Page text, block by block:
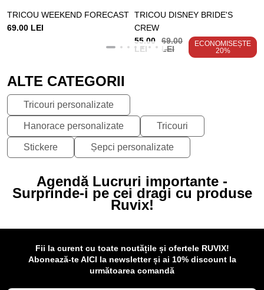
TRICOU WEEKEND FORECAST
69.00 LEI
TRICOU DISNEY BRIDE'S
CREW
55.00
LEI
69.00
LEI
ECONOMISEȘTE
20%
ALTE CATEGORII
Tricouri personalizate
Hanorace personalizate Tricouri
Stickere Șepci personalizate
Agendă Lucruri importante -
Surprinde-i pe cei dragi cu produse
Ruvix!
Fii la curent cu toate noutățile și ofertele RUVIX!
Abonează-te AICI la newsletter și ai 10% discount la
următoarea comandă